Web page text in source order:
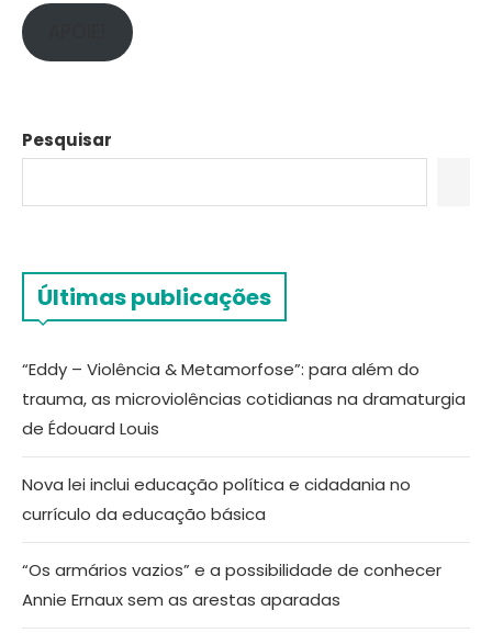
Pesquisar
Últimas publicações
“Eddy – Violência & Metamorfose”: para além do
trauma, as microviolências cotidianas na dramaturgia
de Édouard Louis
Nova lei inclui educação política e cidadania no
currículo da educação básica
“Os armários vazios” e a possibilidade de conhecer
Annie Ernaux sem as arestas aparadas